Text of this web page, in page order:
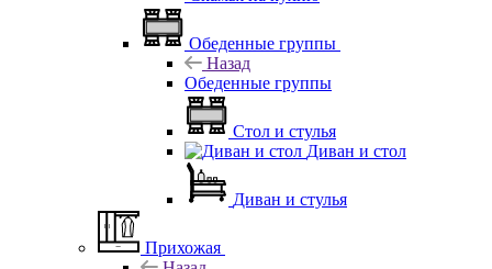
Обеденные группы
Назад
Обеденные группы
Стол и стулья
Диван и стол
Диван и стулья
Прихожая